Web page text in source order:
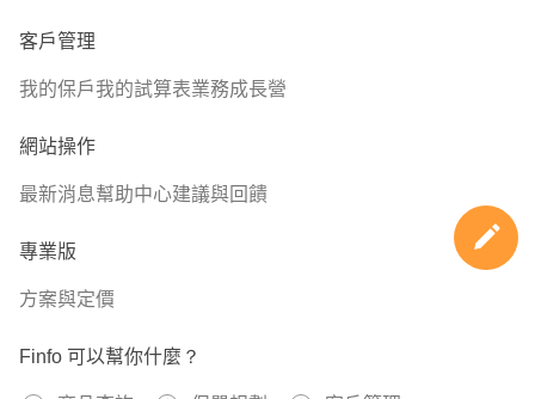
客戶管理
我的保戶我的試算表業務成長營
網站操作
最新消息幫助中心建議與回饋
專業版
方案與定價
Finfo 可以幫你什麼？